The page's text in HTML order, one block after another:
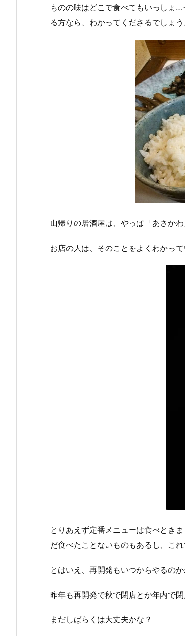
ものの味はどこで食べてもいっしょ
る方なら、わかってくださるでしょう
山帰りの居酒屋は、やっぱ「あさかわ
お店の人は、そのことをよくわかって
とりあえず定番メニューは食べとき
だ食べたことないものもあるし、こ
とはいえ、再開発もいつからやるのか
昨年も再開発で秋で閉店とか年内で
まだしばらくは大丈夫かな？